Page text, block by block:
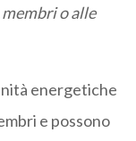
o alle
energetiche
e possono